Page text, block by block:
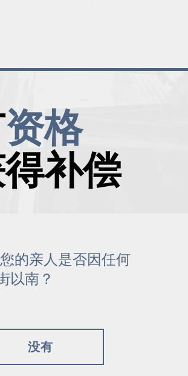
资格
补偿
亲人是否因任何
以南？
没有